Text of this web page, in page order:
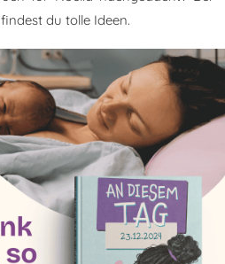
findest du tolle Ideen.